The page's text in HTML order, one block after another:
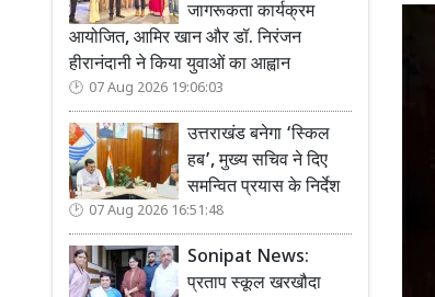
जागरूकता कार्यक्रम
आयोजित, आमिर खान और डॉ. निरंजन
हीरानंदानी ने किया युवाओं का आह्वान
07 Aug 2026 19:06:03
उत्तराखंड बनेगा ‘स्किल
हब’, मुख्य सचिव ने दिए
समन्वित प्रयास के निर्देश
07 Aug 2026 16:51:48
Sonipat News:
प्रताप स्कूल खरखौदा